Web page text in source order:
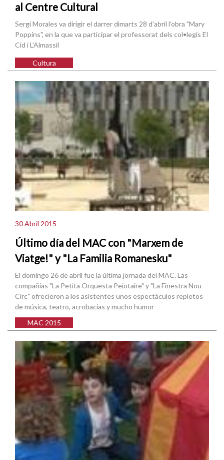
al Centre Cultural
Sergi Morales va dirigir el darrer dimarts 28 d'abril l'obra "Mary
Poppins", en la que va participar el professorat dels col•legis El
Cid i L'Almassil
Cultura
30 Abril 2015
Último día del MAC con "Marxem de
Viatge!" y "La Familia Romanesku"
El domingo 26 de abril fue la última jornada del MAC. Las
compañías "La Petita Orquesta Peiotaire" y "La Finestra Nou
Circ" ofrecieron a los asistentes unos espectáculos repletos
de música, teatro, acrobacias y mucho humor
MAC 2015